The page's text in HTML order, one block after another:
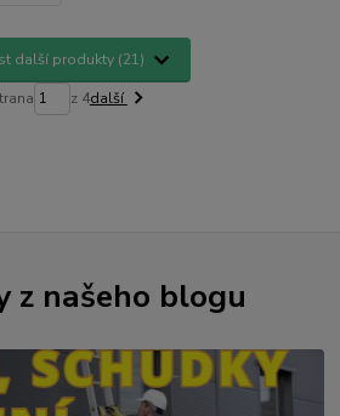
další produkty (21)
z 4další
z našeho blogu